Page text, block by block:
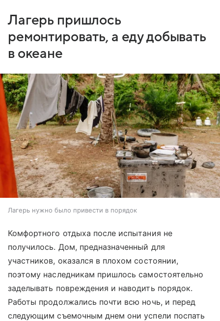
Лагерь пришлось
ремонтировать, а еду добывать
в океане
Лагерь нужно было привести в порядок
Комфортного отдыха после испытания не
получилось. Дом, предназначенный для
участников, оказался в плохом состоянии,
поэтому наследникам пришлось самостоятельно
заделывать повреждения и наводить порядок.
Работы продолжались почти всю ночь, и перед
следующим съемочным днем они успели поспать